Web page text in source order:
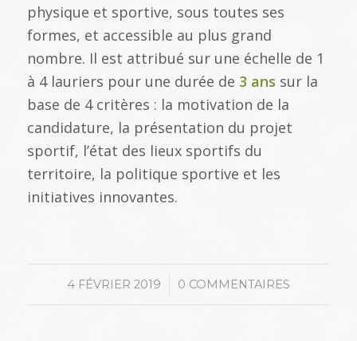
physique et sportive, sous toutes ses
formes, et accessible au plus grand
nombre. Il est attribué sur une échelle de 1
à 4 lauriers pour une durée de 3 ans sur la
base de 4 critères : la motivation de la
candidature, la présentation du projet
sportif, l’état des lieux sportifs du
territoire, la politique sportive et les
initiatives innovantes.
4 FÉVRIER 2019
/ 0 COMMENTAIRES